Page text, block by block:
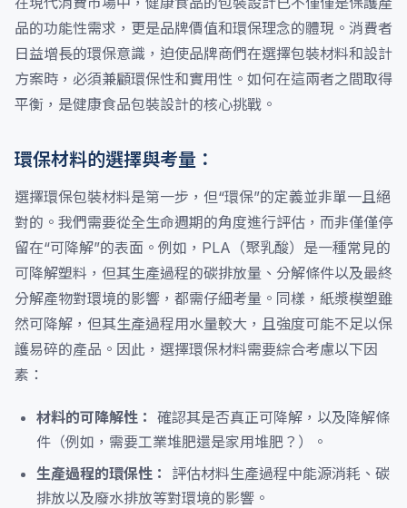
品的功能性需求，更是品牌價值和環保理念的體現。消費者
日益增長的環保意識，迫使品牌商們在選擇包裝材料和設計
方案時，必須兼顧環保性和實用性。如何在這兩者之間取得
平衡，是健康食品包裝設計的核心挑戰。
環保材料的選擇與考量：
選擇環保包裝材料是第一步，但“環保”的定義並非單一且絕
對的。我們需要從全生命週期的角度進行評估，而非僅僅停
留在“可降解”的表面。例如，PLA（聚乳酸）是一種常見的
可降解塑料，但其生產過程的碳排放量、分解條件以及最終
分解產物對環境的影響，都需仔細考量。同樣，紙漿模塑雖
然可降解，但其生產過程用水量較大，且強度可能不足以保
護易碎的產品。因此，選擇環保材料需要綜合考慮以下因
素：
材料的可降解性： 確認其是否真正可降解，以及降解條
件（例如，需要工業堆肥還是家用堆肥？）。
生產過程的環保性：
評估材料生產過程中能源消耗、碳
排放以及廢水排放等對環境的影響。